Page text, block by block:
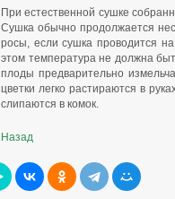
При естественной сушке
Сушка обычно продолжается
росы, если сушка проводится
этом температура не должна
плоды предварительно
цветки легко растираются в
слипаются в комок.
Назад